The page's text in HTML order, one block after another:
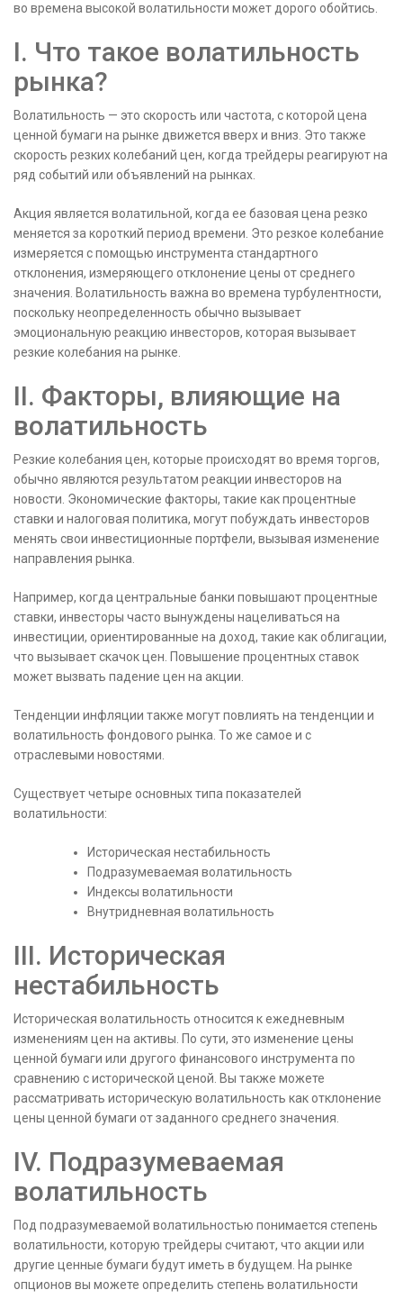
во времена высокой волатильности может дорого обойтись.
I. Что такое волатильность
рынка?
Волатильность — это скорость или частота, с которой цена
ценной бумаги на рынке движется вверх и вниз. Это также
скорость резких колебаний цен, когда трейдеры реагируют на
ряд событий или объявлений на рынках.
Акция является волатильной, когда ее базовая цена резко
меняется за короткий период времени. Это резкое колебание
измеряется с помощью инструмента стандартного
отклонения, измеряющего отклонение цены от среднего
значения. Волатильность важна во времена турбулентности,
поскольку неопределенность обычно вызывает
эмоциональную реакцию инвесторов, которая вызывает
резкие колебания на рынке.
II. Факторы, влияющие на
волатильность
Резкие колебания цен, которые происходят во время торгов,
обычно являются результатом реакции инвесторов на
новости. Экономические факторы, такие как процентные
ставки и налоговая политика, могут побуждать инвесторов
менять свои инвестиционные портфели, вызывая изменение
направления рынка.
Например, когда центральные банки повышают процентные
ставки, инвесторы часто вынуждены нацеливаться на
инвестиции, ориентированные на доход, такие как облигации,
что вызывает скачок цен. Повышение процентных ставок
может вызвать падение цен на акции.
Тенденции инфляции также могут повлиять на тенденции и
волатильность фондового рынка. То же самое и с
отраслевыми новостями.
Существует четыре основных типа показателей
волатильности:
Историческая нестабильность
Подразумеваемая волатильность
Индексы волатильности
Внутридневная волатильность
III. Историческая
нестабильность
Историческая волатильность относится к ежедневным
изменениям цен на активы. По сути, это изменение цены
ценной бумаги или другого финансового инструмента по
сравнению с исторической ценой. Вы также можете
рассматривать историческую волатильность как отклонение
цены ценной бумаги от заданного среднего значения.
IV. Подразумеваемая
волатильность
Под подразумеваемой волатильностью понимается степень
волатильности, которую трейдеры считают, что акции или
другие ценные бумаги будут иметь в будущем. На рынке
опционов вы можете определить степень волатильности